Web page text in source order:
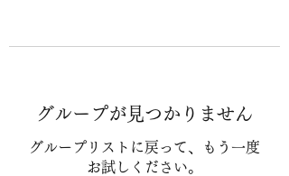
グループが見つかりません
グループリストに戻って、もう一度
お試しください。